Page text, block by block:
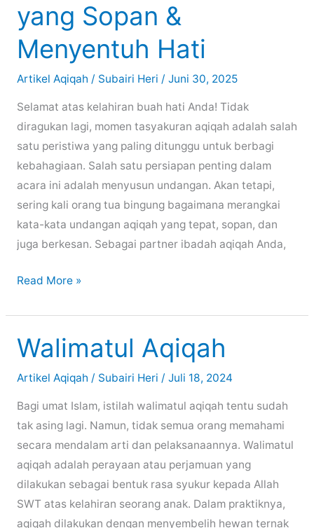
dan
Persiapannya
yang Sopan &
Menyentuh Hati
Artikel Aqiqah / Subairi Heri / Juni 30, 2025
Selamat atas kelahiran buah hati Anda! Tidak
diragukan lagi, momen tasyakuran aqiqah adalah salah
satu peristiwa yang paling ditunggu untuk berbagi
kebahagiaan. Salah satu persiapan penting dalam
acara ini adalah menyusun undangan. Akan tetapi,
sering kali orang tua bingung bagaimana merangkai
kata-kata undangan aqiqah yang tepat, sopan, dan
juga berkesan. Sebagai partner ibadah aqiqah Anda,
Inspirasi
Kata
Undangan
Aqiqah
yang
Menyentuh
Read More »
Walimatul Aqiqah
Artikel Aqiqah / Subairi Heri / Juli 18, 2024
Bagi umat Islam, istilah walimatul aqiqah tentu sudah
tak asing lagi. Namun, tidak semua orang memahami
secara mendalam arti dan pelaksanaannya. Walimatul
aqiqah adalah perayaan atau perjamuan yang
dilakukan sebagai bentuk rasa syukur kepada Allah
SWT atas kelahiran seorang anak. Dalam praktiknya,
aqiqah dilakukan dengan menyembelih hewan ternak